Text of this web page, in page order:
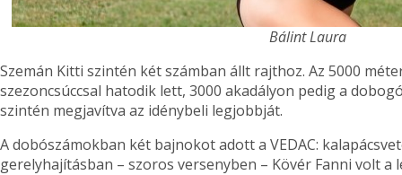
Bálint Laura
Szemán Kitti szintén két számban állt rajthoz. Az 5000
szezoncsúccsal hatodik lett, 3000 akadályon pedig a
szintén megjavítva az idénybeli legjobbját.
A dobószámokban két bajnokot adott a VEDAC:
gerelyhajításban – szoros versenyben – Kövér Fanni volt a